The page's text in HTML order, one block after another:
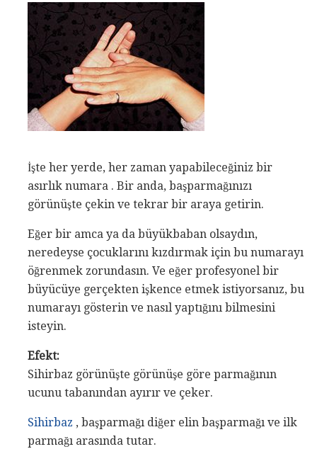
İşte her yerde, her zaman yapabileceğiniz bir
asırlık numara . Bir anda, başparmağınızı
görünüşte çekin ve tekrar bir araya getirin.
Eğer bir amca ya da büyükbaban olsaydın,
neredeyse çocuklarını kızdırmak için bu numarayı
öğrenmek zorundasın. Ve eğer profesyonel bir
büyücüye gerçekten işkence etmek istiyorsanız, bu
numarayı gösterin ve nasıl yaptığını bilmesini
isteyin.
Efekt:
Sihirbaz görünüşte görünüşe göre parmağının
ucunu tabanından ayırır ve çeker.
Sihirbaz , başparmağı diğer elin başparmağı ve ilk
parmağı arasında tutar.